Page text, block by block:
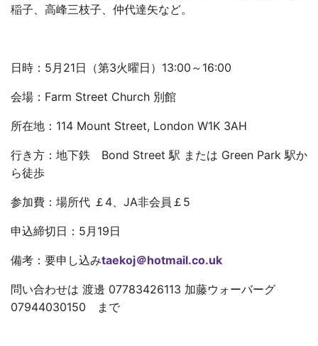
稲子、高峰三枝子、仲代達矢など。
日時：5月21日（第3火曜日）13:00～16:00
会場：Farm Street Church 別館
所在地：114 Mount Street, London W1K 3AH
行き方：地下鉄 Bond Street 駅 または Green Park 駅か
ら徒歩
参加費：場所代 ￡4、JA非会員￡5
申込締切日：5月19日
備考：要申し込みtaekoj＠hotmail.co.uk
問い合わせは 渡邊 07783426113 加藤ウォーバーグ
07944030150 まで